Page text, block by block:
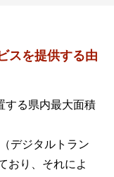
スを提供する由
する県内最大面積
デジタルトラン
おり、それによ